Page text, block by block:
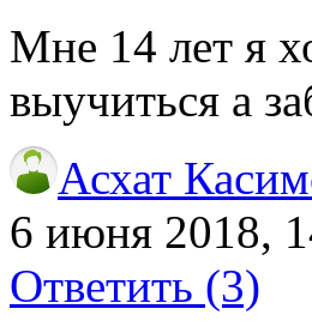
Мне 14 лет я
выучиться а
Асхат
6 июня 2018,
Ответить (3)